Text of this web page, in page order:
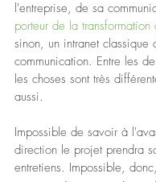
l'entreprise, de sa
porteur de la
sinon, un intranet classique
communication. Entre les
les choses sont très
aussi.
Impossible de savoir à
direction le projet prendra
entretiens. Impossible,